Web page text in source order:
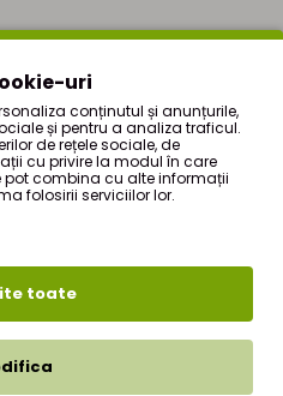
si proceseaza faina
alune, seminte de susan,
firma
uri
conținutul și anunțurile,
și pentru a analiza traficul.
de rețele sociale, de
cu privire la modul în care
pot combina cu alte informații
folosirii serviciilor lor.
toate